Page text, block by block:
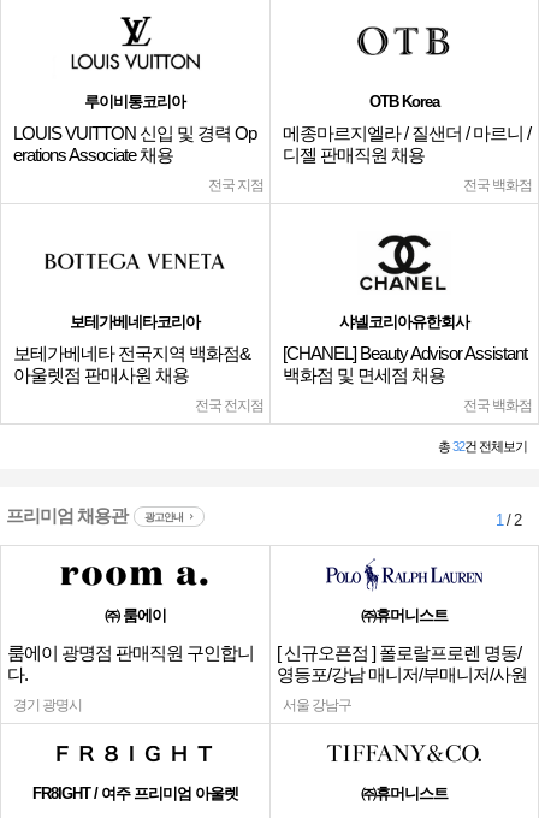
루이비통코리아
LOUIS VUITTON 신입 및 경력 Op
erations Associate 채용
전국 지점
OTB Korea
메종마르지엘라 / 질샌더 / 마르니 /
디젤 판매직원 채용
전국 백화점
보테가베네타코리아
보테가베네타 전국지역 백화점&
아울렛점 판매사원 채용
전국 전지점
샤넬코리아유한회사
[CHANEL] Beauty Advisor Assistant
백화점 및 면세점 채용
전국 백화점
총32건 전체보기
프리미엄 채용관 광고안내 1/ 2
㈜ 룸에이
룸에이 광명점 판매직원 구인합니
다.
경기 광명시
㈜휴머니스트
[ 신규오픈점 ] 폴로랄프로렌 명동/
영등포/강남 매니저/부매니저/사원
서울 강남구
FR8IGHT / 여주 프리미엄 아울렛 ㈜휴머니스트